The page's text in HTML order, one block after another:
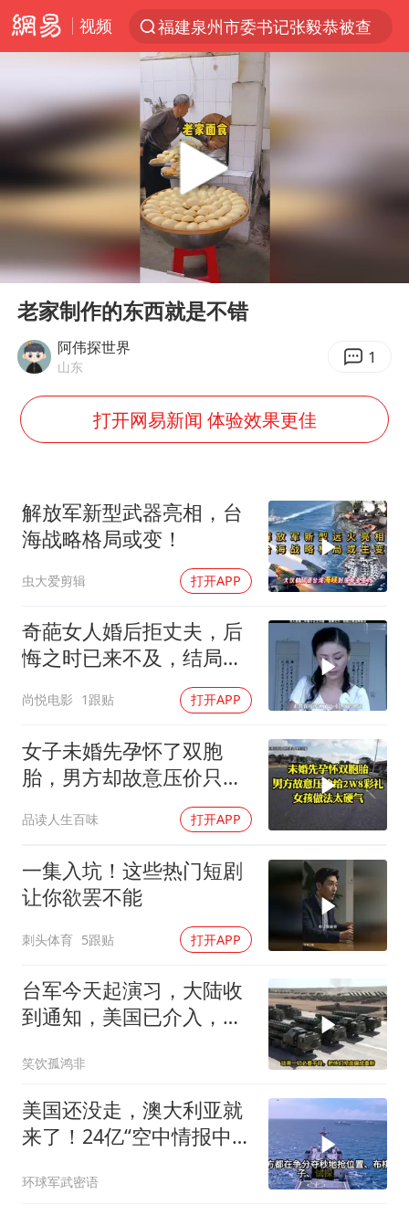
视频
福建泉州市委书记张毅恭被查
“秋天的第一杯奶茶”6岁了
四川宜宾高县4.9级地震致1死
国乒男单横滨冠军赛全军覆没
38岁演员求职万岁山NPC成功
美股存储板块集体大跌
中巨芯：上半年归母净利润1405.77万元
日本试射“战斧”导弹，国防部回应
名创优品回应女子吐槽内裤质量差
百花奖开幕式
胡彦斌韩磊 谁帮谁
夯实基础开新局
Play
00:00
老家制作的东西就是不错
阿伟探世界
山东 1
打开网易新闻 体验效果更佳
解放军新型武器亮相，台
海战略格局或变！
虫大爱剪辑 打开APP
奇葩女人婚后拒丈夫，后
悔之时已来不及，结局令
尚悦电影 1跟贴 打开APP
女子未婚先孕怀了双胞
胎，男方却故意压价只给
品读人生百味 打开APP
一集入坑！这些热门短剧
让你欲罢不能
刺头体育 5跟贴 打开APP
台军今天起演习，大陆收
到通知，美国已介入，日
笑饮孤鸿非
美国还没走，澳大利亚就
来了！24亿“空中情报中
环球军武密语